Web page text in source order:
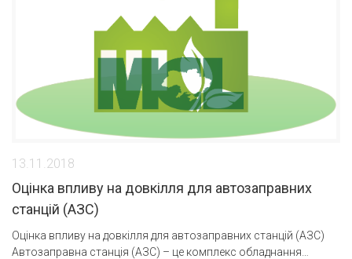
13.11.2018
Оцінка впливу на довкілля для автозаправних
станцій (АЗС)
Оцінка впливу на довкілля для автозаправних станцій (АЗС)
Автозаправна станція (АЗС) – це комплекс обладнання…